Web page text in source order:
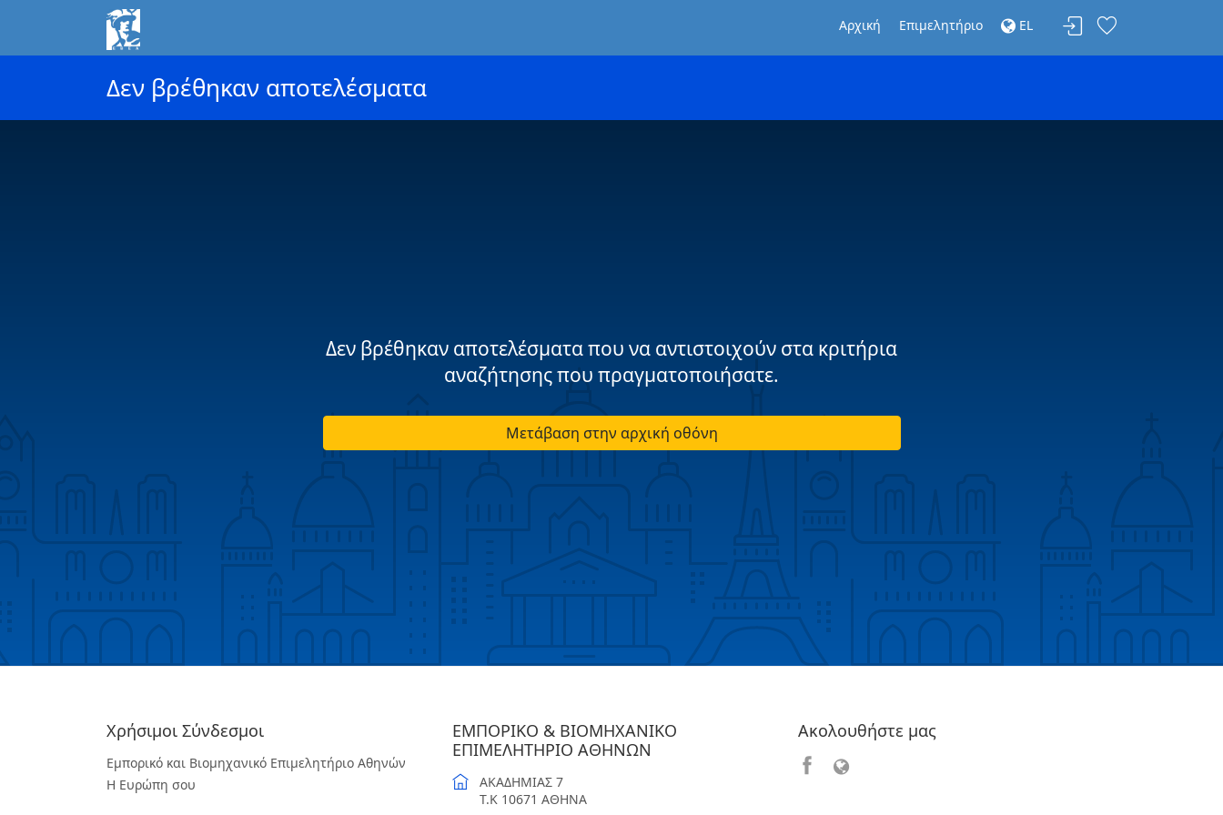
Αρχική Επιμελητήριο EL
Δεν βρέθηκαν αποτελέσματα
Δεν βρέθηκαν αποτελέσματα που να αντιστοιχούν στα κριτήρια
αναζήτησης που πραγματοποιήσατε.
Μετάβαση στην αρχική οθόνη
Χρήσιμοι Σύνδεσμοι
Εμπορικό και Βιομηχανικό Επιμελητήριο Αθηνών
Η Ευρώπη σου
ΕΜΠΟΡΙΚΟ & ΒΙΟΜΗΧΑΝΙΚΟ
ΕΠΙΜΕΛΗΤΗΡΙΟ ΑΘΗΝΩΝ
ΑΚΑΔΗΜΙΑΣ 7
T.K 10671 ΑΘΗΝΑ
Ακολουθήστε μας